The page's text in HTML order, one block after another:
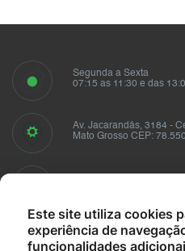
Segunda a Sexta
07:15 as 11:30 e das
Av. Jacarandás, 3184 -
Mato Grosso CEP:
Este site utiliza cookies
experiência de
funcionalidades